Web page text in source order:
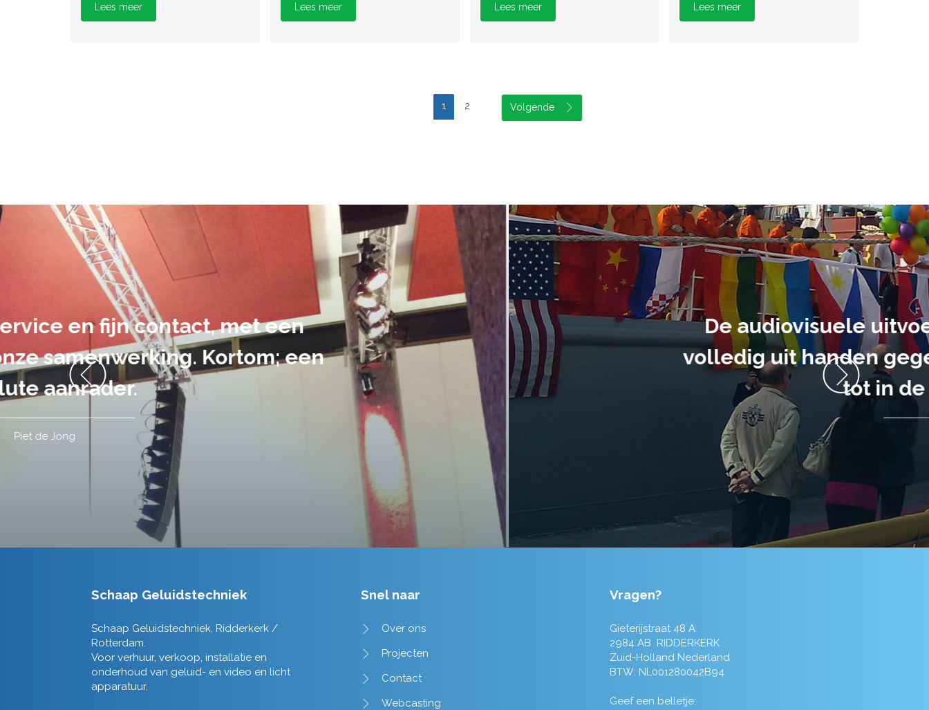
Lees meer Lees meer Lees meer Lees meer
1 2
De audiovisuele uitvoering van ons evenement heb ik
volledig uit handen gegeven en dat is een aanrader! Alles
tot in de puntjes verzorgd.
Tim de Lange
Schaap Geluidstechniek
Schaap Geluidstechniek, Ridderkerk /
Rotterdam.
Voor verhuur, verkoop, installatie en
onderhoud van geluid- en video en licht
apparatuur.
Snel naar
Over ons
Projecten
Contact
Webcasting
Vragen?
Gieterijstraat 48 A
2984 AB RIDDERKERK
Zuid-Holland Nederland
BTW: NL001280042B94
Geef een belletje: